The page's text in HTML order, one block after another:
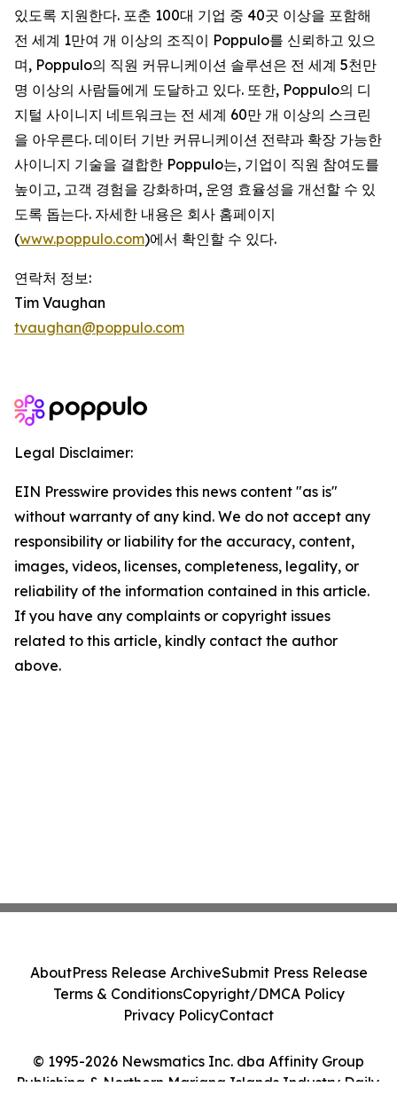
있도록 지원한다. 포춘 100대 기업 중 40곳 이상을 포함해
전 세계 1만여 개 이상의 조직이 Poppulo를 신뢰하고 있으
며, Poppulo의 직원 커뮤니케이션 솔루션은 전 세계 5천만
명 이상의 사람들에게 도달하고 있다. 또한, Poppulo의 디
지털 사이니지 네트워크는 전 세계 60만 개 이상의 스크린
을 아우른다. 데이터 기반 커뮤니케이션 전략과 확장 가능한
사이니지 기술을 결합한 Poppulo는, 기업이 직원 참여도를
높이고, 고객 경험을 강화하며, 운영 효율성을 개선할 수 있
도록 돕는다. 자세한 내용은 회사 홈페이지
(www.poppulo.com)에서 확인할 수 있다.
연락처 정보:
Tim Vaughan
tvaughan@poppulo.com
Legal Disclaimer:
EIN Presswire provides this news content "as is"
without warranty of any kind. We do not accept any
responsibility or liability for the accuracy, content,
images, videos, licenses, completeness, legality, or
reliability of the information contained in this article.
If you have any complaints or copyright issues
related to this article, kindly contact the author
above.
© 1995-2026 Newsmatics Inc. dba Affinity Group
Publishing & Northern Mariana Islands Industry Daily.
AboutPress Release ArchiveSubmit Press Release
Terms & ConditionsCopyright/DMCA Policy
Privacy PolicyContact